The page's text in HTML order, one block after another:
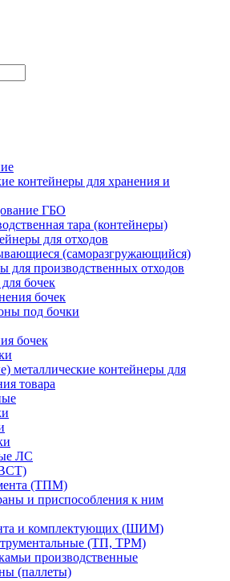
контейнеры для хранения и
ГБО
тара (контейнеры)
для отходов
(саморазгружающийся)
для производственных отходов
бочек
бочек
под бочки
бочек
металлические контейнеры для
товара
ЛС
(ТПМ)
и приспособления к ним
и комплектующих (ШИМ)
(ТП, ТРМ)
производственные
(паллеты)